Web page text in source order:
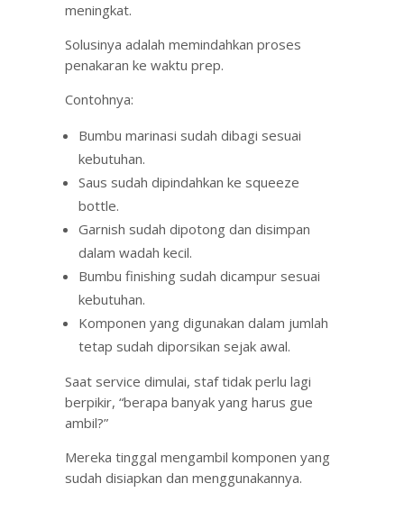
meningkat.
Solusinya adalah memindahkan proses
penakaran ke waktu prep.
Contohnya:
Bumbu marinasi sudah dibagi sesuai
kebutuhan.
Saus sudah dipindahkan ke squeeze
bottle.
Garnish sudah dipotong dan disimpan
dalam wadah kecil.
Bumbu finishing sudah dicampur sesuai
kebutuhan.
Komponen yang digunakan dalam jumlah
tetap sudah diporsikan sejak awal.
Saat service dimulai, staf tidak perlu lagi
berpikir, “berapa banyak yang harus gue
ambil?”
Mereka tinggal mengambil komponen yang
sudah disiapkan dan menggunakannya.